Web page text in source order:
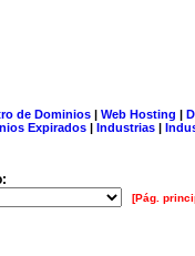
de Dominios| Web Hosting |
Expirados | Industrias |
[Pág.